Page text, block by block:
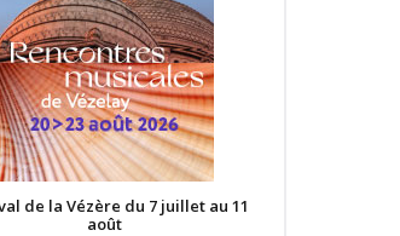
de la Vézère du 7 juillet au 11
août